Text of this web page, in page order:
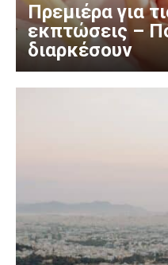
Πρεμιέρα για
εκπτώσεις –
διαρκέσουν